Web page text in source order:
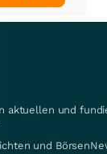
aktuellen und
und